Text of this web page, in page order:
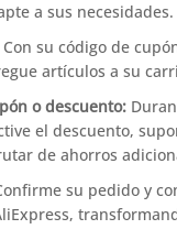
a sus
Con su código de
artículos a su
o descuento:
el descuento,
de ahorros
su pedido y